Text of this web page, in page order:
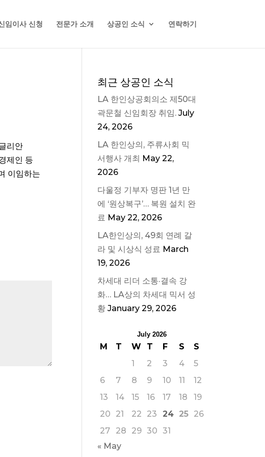
임이사 신청 전문가 소개 상공인 소식 연락하기
리안
제인 등
이임하는
최근 상공인 소식
LA 한인상공회의소 제50대
곽문철 신임회장 취임. July
24, 2026
LA 한인상의, 주류사회 믹
서행사 개최 May 22,
2026
다울정 기부자 명판 1년 만
에 ‘원상복구’… 복원 설치 완
료 May 22, 2026
LA한인상의, 49회 연례 갈
라 및 시상식 성료 March
19, 2026
차세대 리더 소통·결속 강
화… LA상의 차세대 믹서 성
황 January 29, 2026
July 2026
M T W T F S
S
1
2 3 4
5
6
7 8 9 10 11
12
13
14 15 16 17 18
19
20
21 22 23 24 25 26
27
28 29 30 31
« May